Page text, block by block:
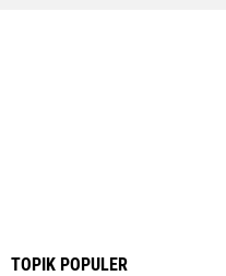
TOPIK POPULER